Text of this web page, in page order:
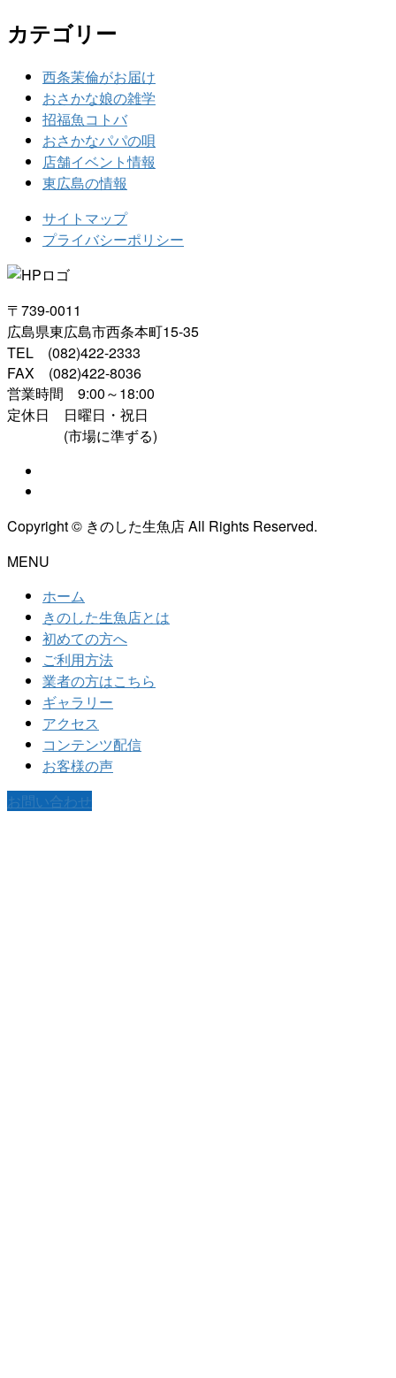
カテゴリー
西条茉倫がお届け
おさかな娘の雑学
招福魚コトバ
おさかなパパの唄
店舗イベント情報
東広島の情報
サイトマップ
プライバシーポリシー
〒739-0011
広島県東広島市西条本町15-35
TEL (082)422-2333
FAX (082)422-8036
営業時間 9:00～18:00
定休日 日曜日・祝日
(市場に準ずる)
Copyright © きのした生魚店 All Rights Reserved.
MENU
ホーム
きのした生魚店とは
初めての方へ
ご利用方法
業者の方はこちら
ギャラリー
アクセス
コンテンツ配信
お客様の声
お問い合わせ